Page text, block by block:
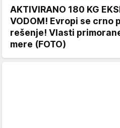
AKTIVIRANO 180 KG
VODOM! Evropi se crno
rešenje! Vlasti
mere (FOTO)